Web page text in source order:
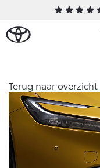
Ons bedrijf
Ons bedrijf
Geschiedenis
Modellen
Occasions
Terug naar overzicht